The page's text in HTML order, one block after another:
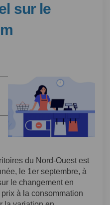
sur le
annuel sur
annuel
Sondage
Sondage
du Nord-Ouest est
le 1er septembre, à
le changement en
à la consommation